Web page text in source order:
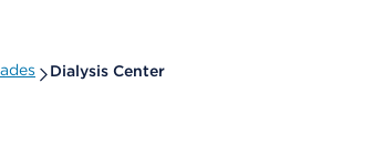
Dialysis Center